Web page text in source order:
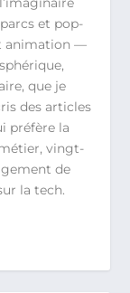
et pop-
animation —
que je
des articles
préfère la
vingt-
de
la tech.